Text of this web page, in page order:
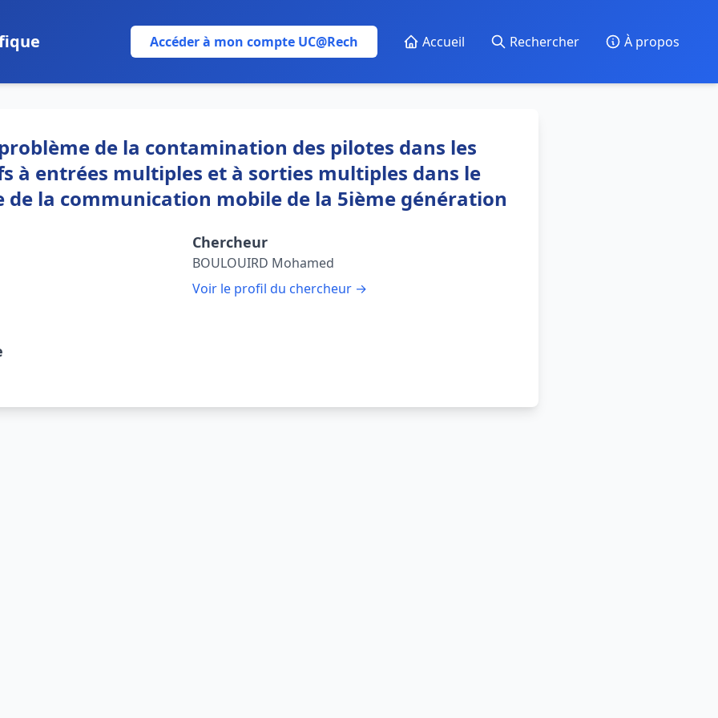
Accéder à mon compte UC@Rech Accueil Rechercher À propos
de la contamination des pilotes dans les
à entrées multiples et à sorties multiples dans le
de la communication mobile de la 5ième génération
Chercheur
BOULOUIRD Mohamed
Voir le profil du chercheur →